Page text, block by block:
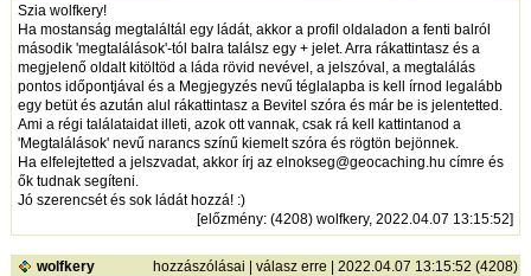
Szia wolfkery!
Ha mostanság megtaláltál egy ládát, akkor a profil oldaladon a fenti balról
második 'megtalálások'-tól balra találsz egy + jelet. Arra rákattintasz és a
megjelenő oldalt kitöltöd a láda rövid nevével, a jelszóval, a megtalálás
pontos időpontjával és a Megjegyzés nevű téglalapba is kell írnod legalább
egy betüt és azután alul rákattintasz a Bevitel szóra és már be is jelentetted.
Ami a régi találataidat illeti, azok ott vannak, csak rá kell kattintanod a
'Megtalálások' nevű narancs színű kiemelt szóra és rögtön bejönnek.
Ha elfelejtetted a jelszvadat, akkor írj az elnokseg@geocaching.hu címre és
ők tudnak segíteni.
Jó szerencsét és sok ládát hozzá! :)
[előzmény: (4208) wolfkery, 2022.04.07 13:15:52]
wolfkery hozzászólásai | válasz erre | 2022.04.07 13:15:52 (4208)